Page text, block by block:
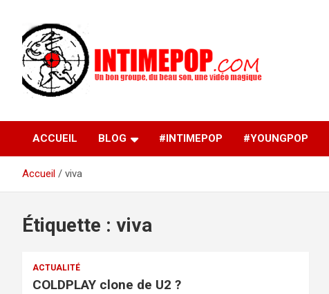
contenu
intimepop.com
musiques actuelles pop rock, post-rock, indé sur Lyon. rock pop
concert lyon
ACCUEIL BLOG #INTIMEPOP #YOUNGPOP
Accueil viva
Étiquette : viva
ACTUALITÉ
COLDPLAY clone de U2 ?